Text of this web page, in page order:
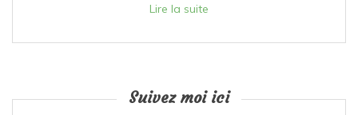
Lire la suite
Suivez moi ici